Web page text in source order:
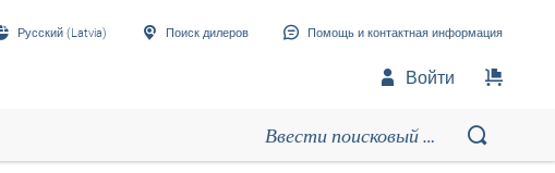
Русский (Latvia) Поиск дилеров Помощь и контактная информация
Войти